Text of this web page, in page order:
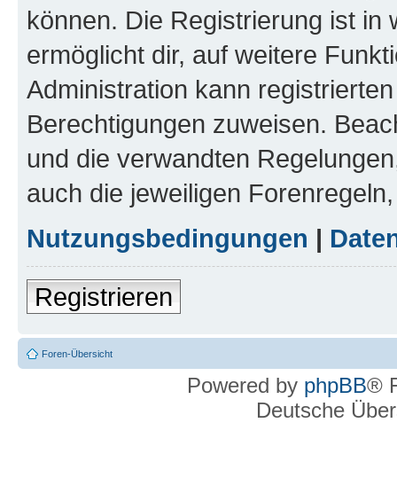
können. Die Registrierung ist in
ermöglicht dir, auf weitere
Administration kann
Berechtigungen zuweisen.
und die verwandten
auch die jeweiligen
Nutzungsbedingungen |
Registrieren
Foren-Übersicht
Powered by phpBB®
Deutsche